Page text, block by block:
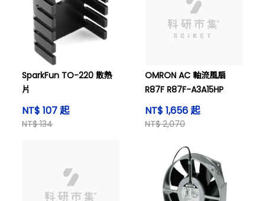
SparkFun TO-220 散熱
片
NT$ 107 起
NT$ 134
OMRON AC 軸流風扇
R87F R87F-A3A15HP
NT$ 1,656 起
NT$ 2,070